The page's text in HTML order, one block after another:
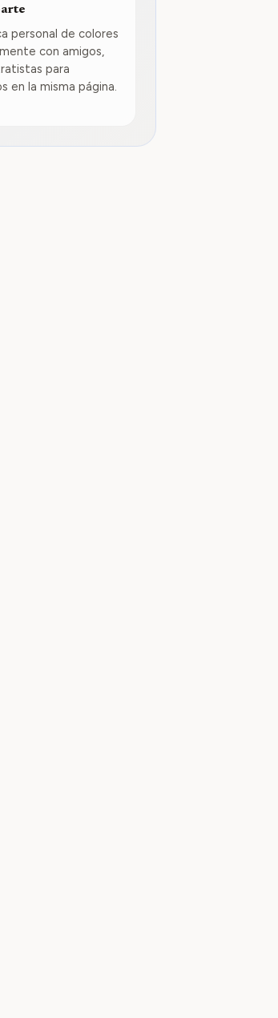
personal de colores
con amigos,
para
en la misma página.